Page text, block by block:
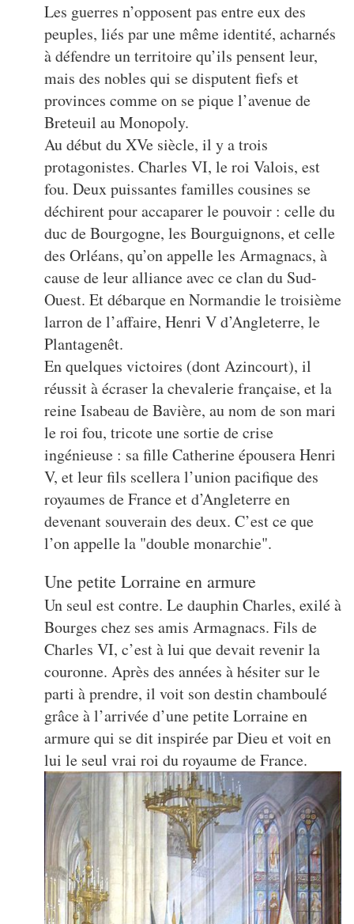
Les guerres n’opposent pas entre eux des
peuples, liés par une même identité, acharnés
à défendre un territoire qu’ils pensent leur,
mais des nobles qui se disputent fiefs et
provinces comme on se pique l’avenue de
Breteuil au Monopoly.
Au début du XVe siècle, il y a trois
protagonistes. Charles VI, le roi Valois, est
fou. Deux puissantes familles cousines se
déchirent pour accaparer le pouvoir : celle du
duc de Bourgogne, les Bourguignons, et celle
des Orléans, qu’on appelle les Armagnacs, à
cause de leur alliance avec ce clan du Sud-
Ouest. Et débarque en Normandie le troisième
larron de l’affaire, Henri V d’Angleterre, le
Plantagenêt.
En quelques victoires (dont Azincourt), il
réussit à écraser la chevalerie française, et la
reine Isabeau de Bavière, au nom de son mari
le roi fou, tricote une sortie de crise
ingénieuse : sa fille Catherine épousera Henri
V, et leur fils scellera l’union pacifique des
royaumes de France et d’Angleterre en
devenant souverain des deux. C’est ce que
l’on appelle la "double monarchie".
Une petite Lorraine en armure
Un seul est contre. Le dauphin Charles, exilé à
Bourges chez ses amis Armagnacs. Fils de
Charles VI, c’est à lui que devait revenir la
couronne. Après des années à hésiter sur le
parti à prendre, il voit son destin chamboulé
grâce à l’arrivée d’une petite Lorraine en
armure qui se dit inspirée par Dieu et voit en
lui le seul vrai roi du royaume de France.